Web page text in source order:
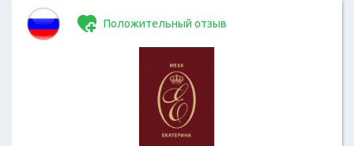
Положительный отзыв